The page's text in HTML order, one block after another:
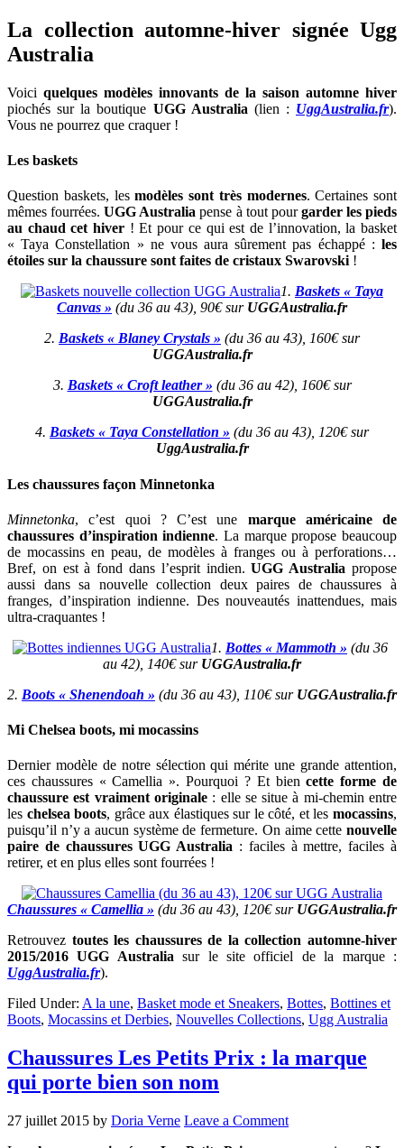
La collection automne-hiver signée Ugg
Australia
Voici quelques modèles innovants de la saison automne hiver
piochés sur la boutique UGG Australia (lien : UggAustralia.fr).
Vous ne pourrez que craquer !
Les baskets
Question baskets, lesmodèles sont très modernes. Certaines sont
mêmes fourrées.UGG Australia pense à tout pourgarder les pieds
au chaud cet hiver ! Et pour ce qui est de l’innovation, la basket
« Taya Constellation » ne vous aura sûrement pas échappé : les
étoiles sur la chaussure sont faites de cristaux Swarovski !
1. Baskets « Taya
Canvas » (du 36 au 43), 90€ sur UGGAustralia.fr
2. Baskets « Blaney Crystals » (du 36 au 43), 160€ sur
UGGAustralia.fr
3. Baskets « Croft leather » (du 36 au 42), 160€ sur
UGGAustralia.fr
4. Baskets « Taya Constellation » (du 36 au 43), 120€ sur
UggAustralia.fr
Les chaussures façon Minnetonka
Minnetonka, c’est quoi ? C’est une marque américaine de
chaussures d’inspiration indienne. La marque propose beaucoup
de mocassins en peau, de modèles à franges ou à perforations…
Bref, on est à fond dans l’esprit indien.UGG Australia propose
aussi dans sa nouvelle collection deux paires de chaussures à
franges, d’inspiration indienne. Des nouveautés inattendues, mais
ultra-craquantes !
1. Bottes « Mammoth » (du 36
au 42), 140€ sur UGGAustralia.fr
2. Boots « Shenendoah » (du 36 au 43), 110€ sur UGGAustralia.fr
Mi Chelsea boots, mi mocassins
Dernier modèle de notre sélection qui mérite une grande attention,
ces chaussures « Camellia ». Pourquoi ? Et biencette forme de
chaussure est vraiment originale: elle se situe à mi-chemin entre
les chelsea boots, grâce aux élastiques sur le côté, et les mocassins,
puisqu’il n’y a aucun système de fermeture. On aime cette nouvelle
paire de chaussures UGG Australia : faciles à mettre, faciles à
retirer, et en plus elles sont fourrées !
Chaussures « Camellia » (du 36 au 43), 120€ sur UGGAustralia.fr
Retrouvez toutes les chaussures de la collection automne-hiver
2015/2016 UGG Australia sur le site officiel de la marque :
UggAustralia.fr).
Filed Under: A la une, Basket mode et Sneakers, Bottes, Bottines et
Boots, Mocassins et Derbies, Nouvelles Collections, Ugg Australia
Chaussures Les Petits Prix : la marque
qui porte bien son nom
27 juillet 2015 by Doria Verne Leave a Comment